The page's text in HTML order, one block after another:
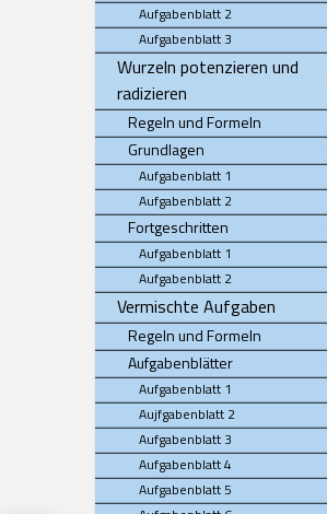
Aufgabenblatt 2
Aufgabenblatt 3
Wurzeln potenzieren und
radizieren
Regeln und Formeln
Grundlagen
Aufgabenblatt 1
Aufgabenblatt 2
Fortgeschritten
Aufgabenblatt 1
Aufgabenblatt 2
Vermischte Aufgaben
Regeln und Formeln
Aufgabenblätter
Aufgabenblatt 1
Aujfgabenblatt 2
Aufgabenblatt 3
Aufgabenblatt 4
Aufgabenblatt 5